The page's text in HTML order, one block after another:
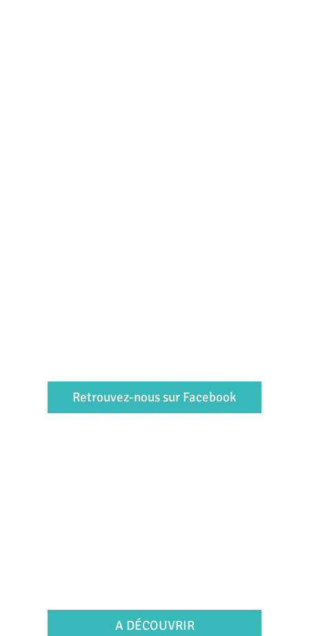
Retrouvez-nous sur Facebook
A DÉCOUVRIR